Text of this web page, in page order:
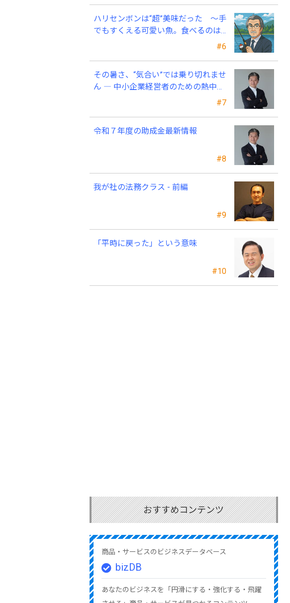
#6
ハリセンボンは“超”美味だった ～手
でもすくえる可愛い魚。食べるのは
#7
その暑さ、“気合い”では乗り切れませ
ん ― 中小企業経営者のための熱中症
#8
令和７年度の助成金最新情報
#9
我が社の法務クラス - 前編
#10
「平時に戻った」という意味
おすすめコンテンツ
商品・サービスのビジネスデータベース
bizDB
あなたのビジネスを「円滑にする・強化する・飛躍